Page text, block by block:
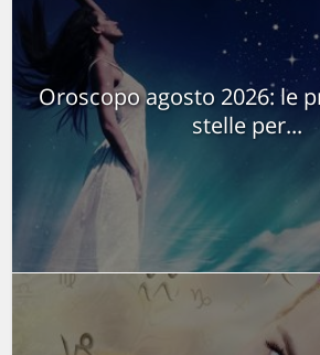
Oroscopo agosto 2026: le
stelle per...